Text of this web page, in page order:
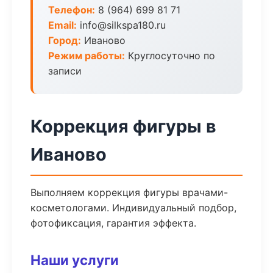
Телефон: 8 (964) 699 81 71
Email: info@silkspa180.ru
Город: Иваново
Режим работы: Круглосуточно по
записи
Коррекция фигуры в
Иваново
Выполняем коррекция фигуры врачами-
косметологами. Индивидуальный подбор,
фотофиксация, гарантия эффекта.
Наши услуги